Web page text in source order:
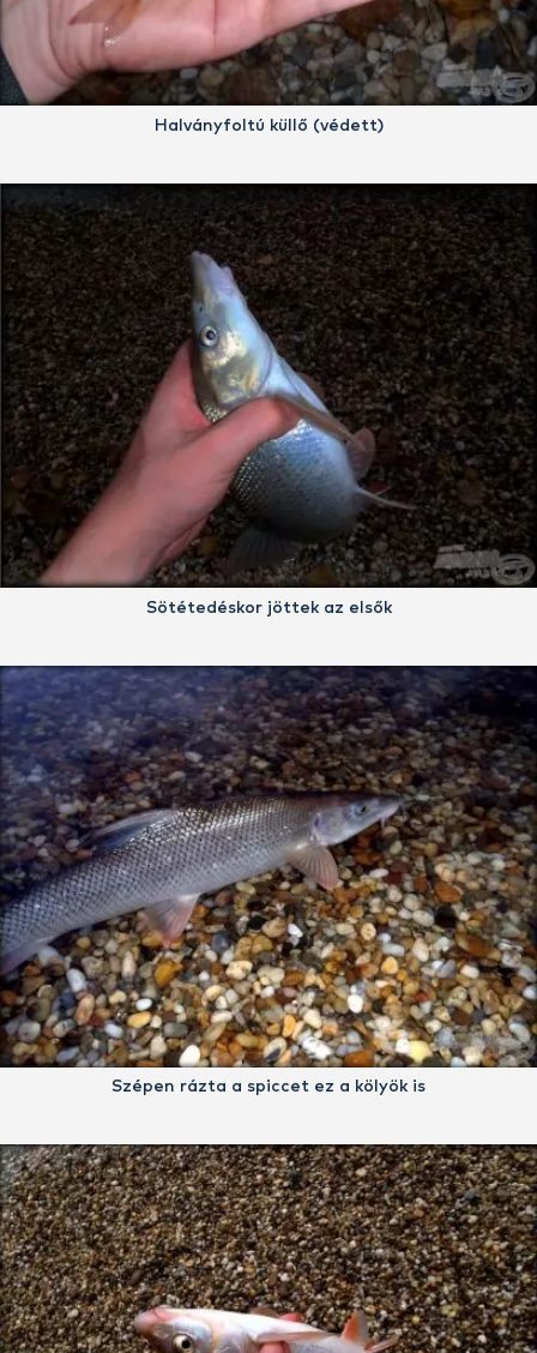
Halványfoltú küllő (védett)
Sötétedéskor jöttek az elsők
Szépen rázta a spiccet ez a kölyök is